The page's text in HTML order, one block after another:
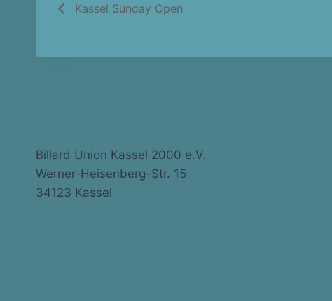
Kassel Sunday Open
Billard Union Kassel 2000 e.V.
Werner-Heisenberg-Str. 15
34123 Kassel